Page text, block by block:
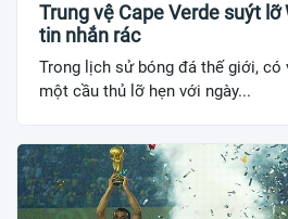
Trung vệ Cape Verde suýt
tin nhắn rác
Trong lịch sử bóng đá thế giới, có
một cầu thủ lỡ hẹn với ngày...